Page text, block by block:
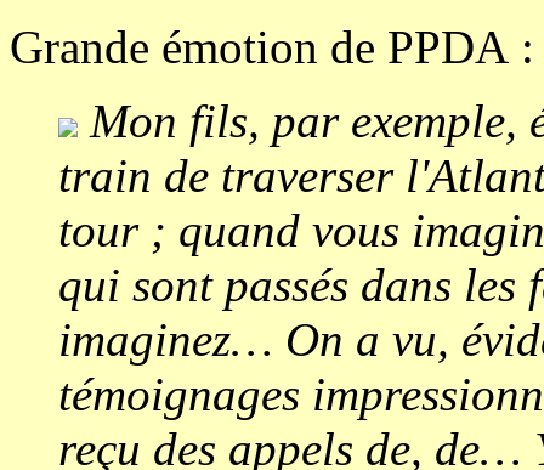
Grande émotion de PPDA :
Mon fils, par
train de traverser
tour ; quand vous
qui sont passés dans
imaginez… On a vu,
témoignages
reçu des appels de, de…